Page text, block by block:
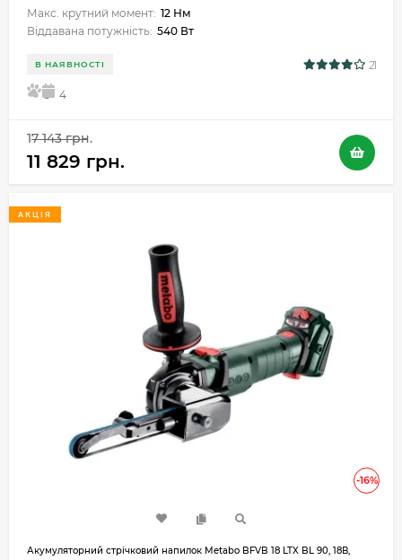
Макс. крутний момент: 12 Нм
Віддавана потужність: 540 Вт
В НАЯВНОСТІ 21
5 4
17 143 грн.
11 829 грн.
-16%
АКЦІЯ
Акумуляторний стрічковий напилок Metabo BFVB 18 LTX BL 90, 18В,